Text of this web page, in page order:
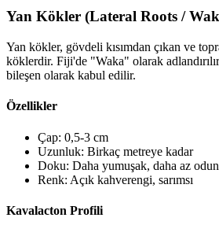
Yan Kökler (Lateral Roots /
Yan kökler, gövdeli kısımdan çıkan ve
köklerdir. Fiji'de "Waka" olarak
bileşen olarak kabul edilir.
Özellikler
Çap: 0,5-3 cm
Uzunluk: Birkaç metreye kadar
Doku: Daha yumuşak, daha az
Renk: Açık kahverengi, sarımsı
Kavalacton Profili